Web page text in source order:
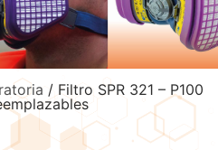
/ Filtro SPR 321 – P100